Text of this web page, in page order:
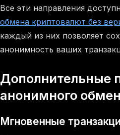
Все эти направления
обмена криптовалют без
каждый из них позволяет
анонимность ваших
Дополнительные
анонимного
Мгновенные